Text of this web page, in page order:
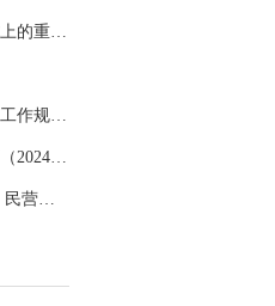
习近平主席在全军高级干部培训班开班式上的重要讲话引领全军开展思想整风、深化政治整训
中共中央办公厅印发《全国党员教育培训工作规划（2024－2028年）》
中共中央国务院印发《乡村全面振兴规划（2024—2027年）》
习近平：民营经济发展前景广阔大有可为 民营企业和民营企业家大显身手正当其时